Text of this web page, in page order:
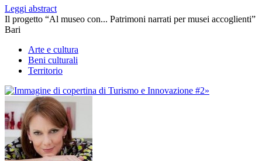
Leggi abstract
Il progetto “Al museo con... Patrimoni narrati per musei accoglienti”
Bari
Arte e cultura
Beni culturali
Territorio
»